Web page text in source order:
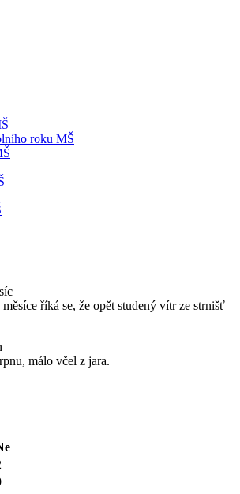
roku MŠ
říká se, že opět studený vítr ze strnišť
málo včel z jara.